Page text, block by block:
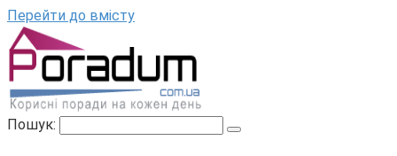
Перейти до вмісту
Пошук: